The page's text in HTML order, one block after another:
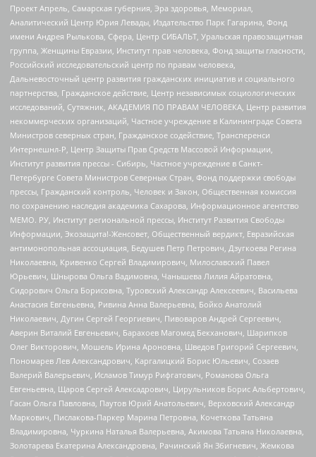
Проект Апрель, Самарская губерния, Эра здоровья, Мемориал,
Аналитический Центр Юрия Левады, Издательство Парк Гагарина, Фонд
имени Андрея Рылькова, Сфера, Центр СИБАЛЬТ, Уральская правозащитная
группа, Женщины Евразии, Институт прав человека, Фонд защиты гласности,
Российский исследовательский центр по правам человека,
Дальневосточный центр развития гражданских инициатив и социального
партнерства, Гражданское действие, Центр независимых социологических
исследований, Сутяжник, АКАДЕМИЯ ПО ПРАВАМ ЧЕЛОВЕКА, Центр развития
некоммерческих организаций, Частное учреждение в Калининграде Совета
Министров северных стран, Гражданское содействие, Трансперенси
Интернешнл-Р, Центр Защиты Прав Средств Массовой Информации,
Институт развития прессы - Сибирь, Частное учреждение в Санкт-
Петербурге Совета Министров Северных Стран, Фонд поддержки свободы
прессы, Гражданский контроль, Человек и Закон, Общественная комиссия
по сохранению наследия академика Сахарова, Информационное агентство
МЕМО. РУ, Институт региональной прессы, Институт Развития Свободы
Информации, Экозащита!-Женсовет, Общественный вердикт, Евразийская
антимонопольная ассоциация, Бедушев Петр Петрович, Дзугкоева Регина
Николаевна, Кривенко Сергей Владимирович, Милославский Павел
Юрьевич, Шнырова Ольга Вадимовна, Чанышева Лилия Айратовна,
Сидорович Ольга Борисовна, Туровский Александр Алексеевич, Васильева
Анастасия Евгеньевна, Ривина Анна Валерьевна, Бойко Анатолий
Николаевич, Дугин Сергей Георгиевич, Пивоваров Андрей Сергеевич,
Аверин Виталий Евгеньевич, Барахоев Магомед Бекханович, Шарипков
Олег Викторович, Мошель Ирина Ароновна, Шведов Григорий Сергеевич,
Пономарев Лев Александрович, Каргалицкий Борис Юльевич, Созаев
Валерий Валерьевич, Исламов Тимур Рифгатович, Романова Ольга
Евгеньевна, Щаров Сергей Алексадрович, Цирульников Борис Альбертович,
Гасан Ольга Павловна, Паутов Юрий Анатольевич, Верховский Александр
Маркович, Пислакова-Паркер Марина Петровна, Кочеткова Татьяна
Владимировна, Чуркина Наталья Валерьевна, Акимова Татьяна Николаевна,
Золотарева Екатерина Александровна, Рачинский Ян Збигневич, Жемкова